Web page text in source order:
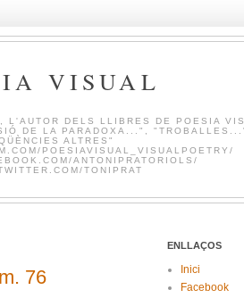
VISUAL
L'AUTOR DELS LLIBRES DE POESIA
DE LA PARADOXA...",
ALTRES"
POESIAVISUAL_VISUALPOETRY/
ANTONIPRATORIOLS/
TONIPRAT
76
ENLLAÇOS
Inici
Facebook